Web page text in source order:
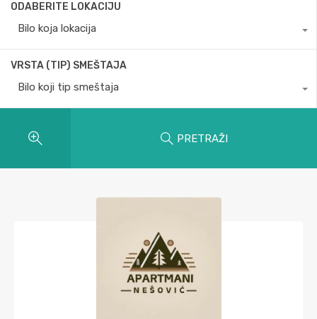
ODABERITE LOKACIJU
Bilo koja lokacija
VRSTA (TIP) SMEŠTAJA
Bilo koji tip smeštaja
PRETRAŽI